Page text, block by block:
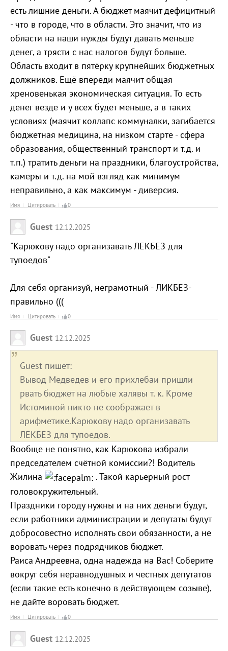
есть лишние деньги. А бюджет маячит дефицитный
- что в городе, что в области. Это значит, что из
области на наши нужды будут давать меньше
денег, а трясти с нас налогов будут больше.
Область входит в пятёрку крупнейших бюджетных
должников. Ещё впереди маячит общая
хреновенькая экономическая ситуация. То есть
денег везде и у всех будет меньше, а в таких
условиях (маячит коллапс коммуналки, загибается
бюджетная медицина, на низком старте - сфера
образования, общественный транспорт и т.д. и
т.п.) тратить деньги на праздники, благоустройства,
камеры и т.д. на мой взгляд как минимум
неправильно, а как максимум - диверсия.
Имя Цитировать 0
Guest 12.12.2025
"Карюкову надо организавать ЛЕКБЕЗ для
тупоедов"
Для себя организуй, неграмотный - ЛИКБЕЗ-
правильно (((
Имя Цитировать 0
Guest 12.12.2025
Guest пишет:
Вывод Медведев и его прихлебаи пришли
рвать бюджет на любые халявы т. к. Кроме
Истоминой никто не соображает в
арифметике.Карюкову надо организавать
ЛЕКБЕЗ для тупоедов.
Вообще не понятно, как Карюкова избрали
председателем счётной комиссии?! Водитель
Жилина
. Такой карьерный рост
головокружительный.
Праздники городу нужны и на них деньги будут,
если работники администрации и депутаты будут
добросовестно исполнять свои обязанности, а не
воровать через подрядчиков бюджет.
Раиса Андреевна, одна надежда на Вас! Соберите
вокруг себя неравнодушных и честных депутатов
(если такие есть конечно в действующем созыве),
не дайте воровать бюджет.
Имя Цитировать 0
Guest 12.12.2025